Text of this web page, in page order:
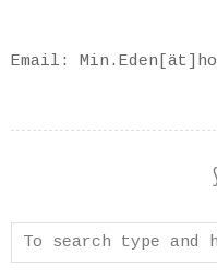
Email: